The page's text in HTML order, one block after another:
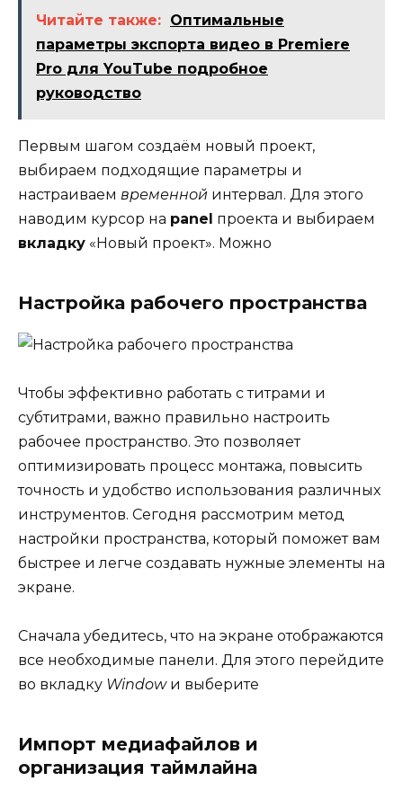
Читайте также: Оптимальные
параметры экспорта видео в Premiere
Pro для YouTube подробное
руководство
Первым шагом создаём новый проект,
выбираем подходящие параметры и
настраиваем временной интервал. Для этого
наводим курсор на panel проекта и выбираем
вкладку «Новый проект». Можно
Настройка рабочего пространства
Чтобы эффективно работать с титрами и
субтитрами, важно правильно настроить
рабочее пространство. Это позволяет
оптимизировать процесс монтажа, повысить
точность и удобство использования различных
инструментов. Сегодня рассмотрим метод
настройки пространства, который поможет вам
быстрее и легче создавать нужные элементы на
экране.
Сначала убедитесь, что на экране отображаются
все необходимые панели. Для этого перейдите
во вкладку Windowи выберите
Импорт медиафайлов и
организация таймлайна